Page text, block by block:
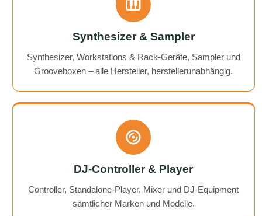
Synthesizer & Sampler
Synthesizer, Workstations & Rack-Geräte, Sampler und
Grooveboxen – alle Hersteller, herstellerunabhängig.
DJ-Controller & Player
Controller, Standalone-Player, Mixer und DJ-Equipment
sämtlicher Marken und Modelle.